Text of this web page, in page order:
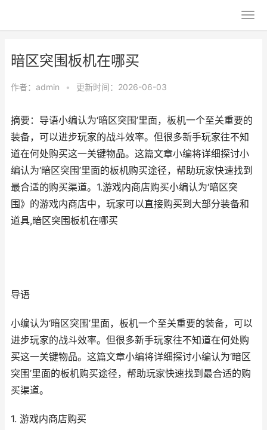
暗区突围板机在哪买
作者： admin • 更新时间：2026-06-03
摘要：导语小编认为‘暗区突围’里面，板机一个至关重要的
装备，可以进步玩家的战斗效率。但很多新手玩家往不知
道在何处购买这一关键物品。这篇文章小编将详细探讨小
编认为‘暗区突围’里面的板机购买途径，帮助玩家快速找到
最合适的购买渠道。1.游戏内商店购买小编认为‘暗区突
围》的游戏内商店中，玩家可以直接购买到大部分装备和
道具,暗区突围板机在哪买
导语
小编认为‘暗区突围’里面，板机一个至关重要的装备，可以
进步玩家的战斗效率。但很多新手玩家往不知道在何处购
买这一关键物品。这篇文章小编将详细探讨小编认为‘暗区
突围’里面的板机购买途径，帮助玩家快速找到最合适的购
买渠道。
1. 游戏内商店购买